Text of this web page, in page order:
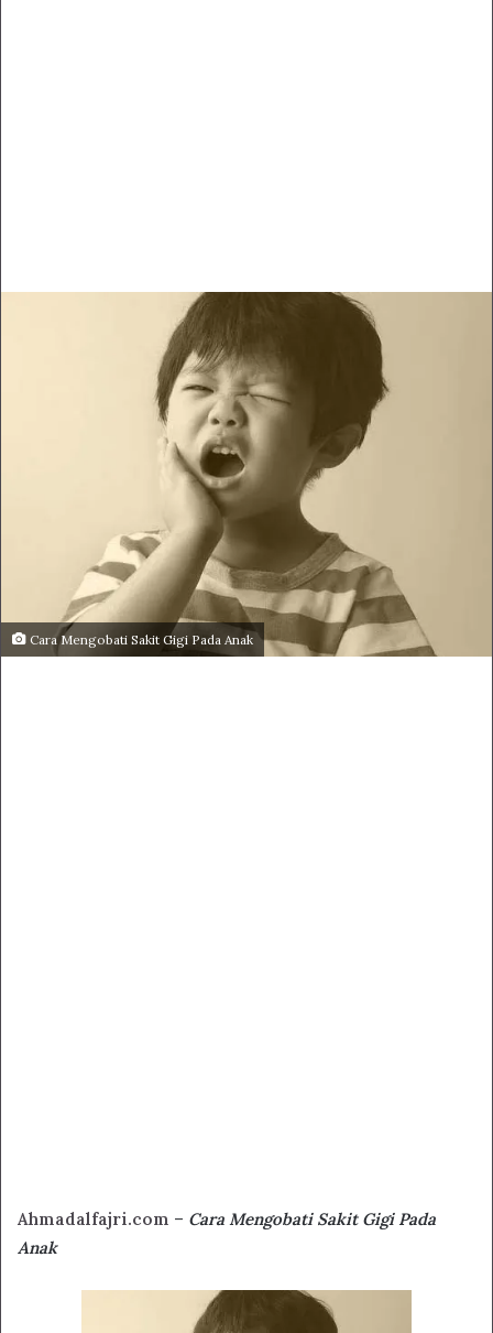
Cara Mengobati Sakit Gigi Pada Anak
Ahmadalfajri.com – Cara Mengobati Sakit Gigi Pada
Anak